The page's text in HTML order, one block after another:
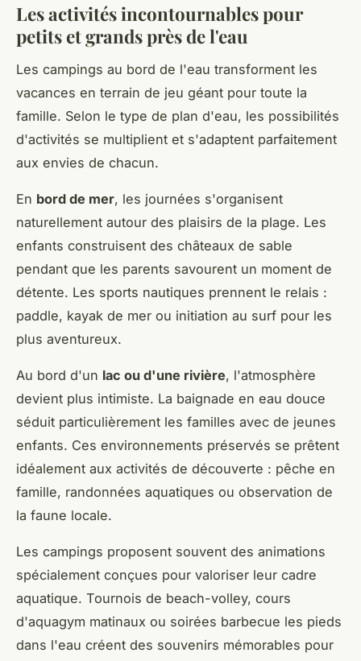
Les activités incontournables pour
petits et grands près de l'eau
Les campings au bord de l'eau transforment les
vacances en terrain de jeu géant pour toute la
famille. Selon le type de plan d'eau, les possibilités
d'activités se multiplient et s'adaptent parfaitement
aux envies de chacun.
En bord de mer, les journées s'organisent
naturellement autour des plaisirs de la plage. Les
enfants construisent des châteaux de sable
pendant que les parents savourent un moment de
détente. Les sports nautiques prennent le relais :
paddle, kayak de mer ou initiation au surf pour les
plus aventureux.
Au bord d'un lac ou d'une rivière, l'atmosphère
devient plus intimiste. La baignade en eau douce
séduit particulièrement les familles avec de jeunes
enfants. Ces environnements préservés se prêtent
idéalement aux activités de découverte : pêche en
famille, randonnées aquatiques ou observation de
la faune locale.
Les campings proposent souvent des animations
spécialement conçues pour valoriser leur cadre
aquatique. Tournois de beach-volley, cours
d'aquagym matinaux ou soirées barbecue les pieds
dans l'eau créent des souvenirs mémorables pour